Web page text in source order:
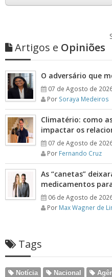
Artigos e Opiniões
O adversário que
07 de Agosto de
Por Soraya Medeiros
Climatério: como
impactar os
07 de Agosto de
Por Fernando Cruz
As “canetas”
medicamentos
06 de Agosto de
Por Max Wagner de
Tags
Notícia Nacional